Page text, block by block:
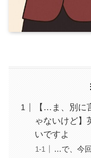
【…ま、別に
ゃないけど】
いですよ
…で、今